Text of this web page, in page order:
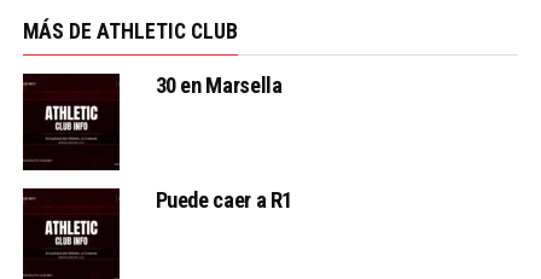
MÁS DE ATHLETIC CLUB
30 en Marsella
Puede caer a R1